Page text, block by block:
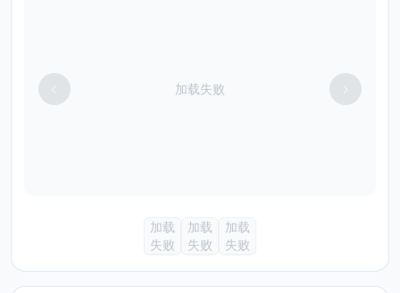
加载失败
加载
失败
加载
失败
加载
失败